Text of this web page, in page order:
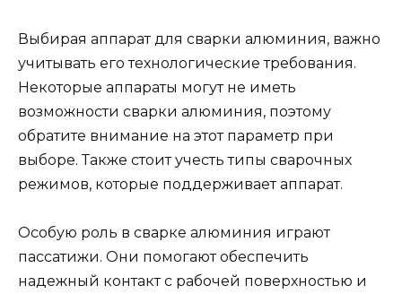
Выбирая аппарат для сварки алюминия, важно
учитывать его технологические требования.
Некоторые аппараты могут не иметь
возможности сварки алюминия, поэтому
обратите внимание на этот параметр при
выборе. Также стоит учесть типы сварочных
режимов, которые поддерживает аппарат.
Особую роль в сварке алюминия играют
пассатижи. Они помогают обеспечить
надежный контакт с рабочей поверхностью и